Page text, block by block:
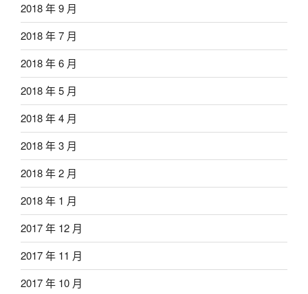
2018 年 9 月
2018 年 7 月
2018 年 6 月
2018 年 5 月
2018 年 4 月
2018 年 3 月
2018 年 2 月
2018 年 1 月
2017 年 12 月
2017 年 11 月
2017 年 10 月